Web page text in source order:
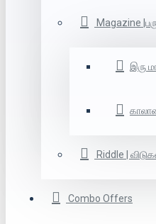
Magazine
இரு
Riddle |
Combo Offers